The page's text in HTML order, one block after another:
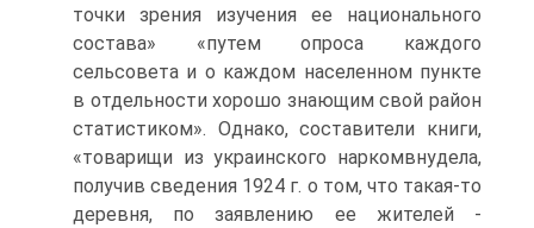
точки зрения изучения ее национального
состава» «путем опроса каждого
сельсовета и о каждом населенном пункте
в отдельности хорошо знающим свой район
статистиком». Однако, составители книги,
«товарищи из украинского наркомвнудела,
получив сведения 1924 г. о том, что такая-то
деревня, по заявлению ее жителей -